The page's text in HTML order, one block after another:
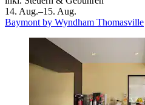
14. Aug.–15. Aug.
Baymont by Wyndham Thomasville